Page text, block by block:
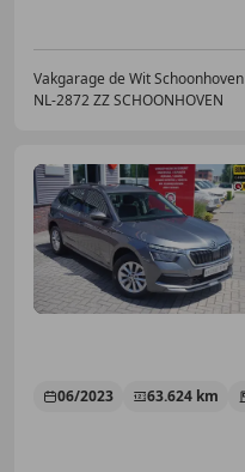
Vakgarage de Wit Schoonhoven
NL-2872 ZZ SCHOONHOVEN
06/2023 63.624 km